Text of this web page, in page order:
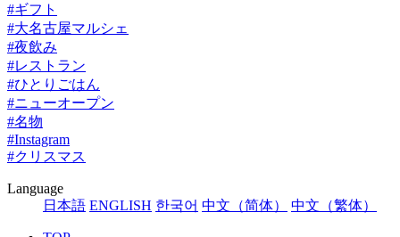
#ギフト
#大名古屋マルシェ
#夜飲み
#レストラン
#ひとりごはん
#ニューオープン
#名物
#Instagram
#クリスマス
Language
日本語 ENGLISH 한국어 中文（简体） 中文（繁体）